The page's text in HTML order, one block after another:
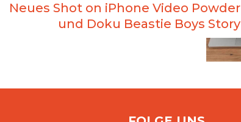
Neues Shot on iPhone Video Powder
und Doku Beastie Boys Story